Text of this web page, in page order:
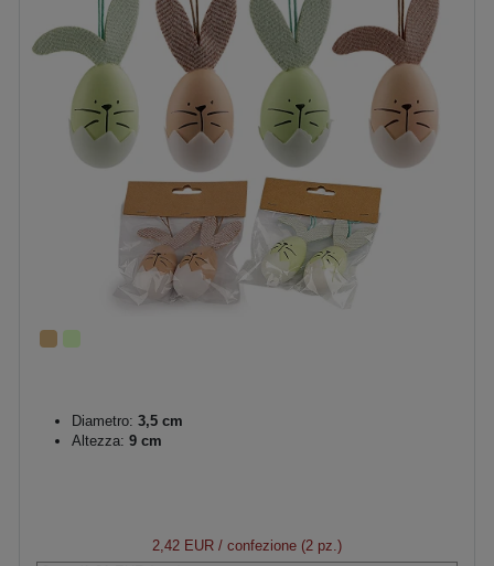
Diametro: 3,5 cm
Altezza: 9 cm
2,42 EUR / confezione (2 pz.)